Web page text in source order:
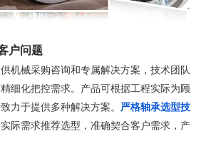
户问题
机械采购咨询和专属解决方案，技术团队
精细化把控需求。产品可根据工程实际为顾
力于提供多种解决方案。 严格轴承选型技
际需求推荐选型，准确契合客户需求，产